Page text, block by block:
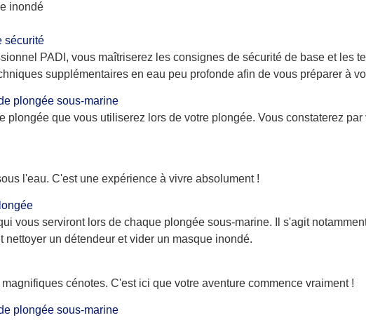
inondé
sécurité
PADI, vous maîtriserez les consignes de sécurité de base et les
supplémentaires en eau peu profonde afin de vous préparer à
plongée sous-marine
plongée que vous utiliserez lors de votre plongée. Vous constaterez
l'eau. C'est une expérience à vivre absolument !
vous serviront lors de chaque plongée sous-marine. Il s'agit
un détendeur et vider un masque inondé.
cénotes. C'est ici que votre aventure commence vraiment !
plongée sous-marine